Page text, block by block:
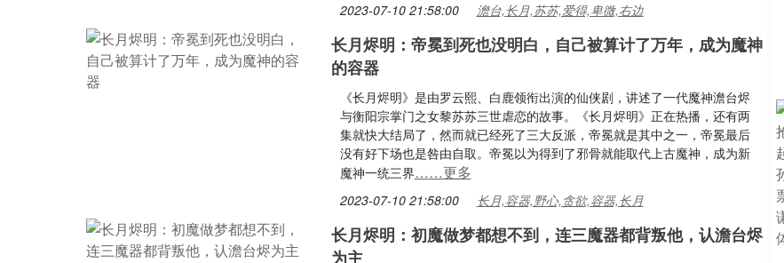
2023-07-10 21:58:00 澹台,长月,苏苏,爱得,卑微,右边
长月烬明：帝冕到死也没明白，自己被算计了万年，成为魔神
的容器
《长月烬明》是由罗云熙、白鹿领衔出演的仙侠剧，讲述了一代魔神澹台烬
与衡阳宗掌门之女黎苏苏三世虐恋的故事。《长月烬明》正在热播，还有两
集就快大结局了，然而就已经死了三大反派，帝冕就是其中之一，帝冕最后
没有好下场也是咎由自取。帝冕以为得到了邪骨就能取代上古魔神，成为新
魔神一统三界……更多
2023-07-10 21:58:00 长月,容器,野心,贪欲,容器,长月
长月烬明：初魔做梦都想不到，连三魔器都背叛他，认澹台烬
为主